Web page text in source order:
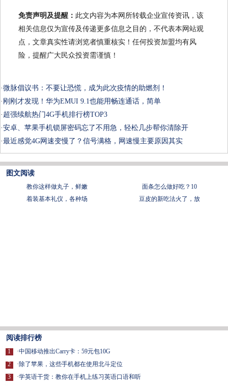
免责声明及提醒： 此文内容为本网所转载企业宣传资讯，该
相关信息仅为宣传及传递更多信息之目的，不代表本网站观
点，文章真实性请浏览者慎重核实！任何投资加盟均有风
险，提醒广大民众投资需谨慎！
·微脉倡议书：不要让恐慌，成为此次疫情的助燃剂！
· 刚刚才发现！华为EMUI 9.1也能用畅连通话，简单
· 超强续航热门4G手机排行榜TOP3
·安卓、苹果手机锁屏密码忘了不用急，轻松几步帮你清除开
·最近感觉4G网速变慢了？信号满格，网速慢主要原因其实
图文阅读
教你这样做丸子，鲜嫩
面条怎么做好吃？10
着装基本礼仪，各种场
豆皮的新吃法火了，放
阅读排行榜
1
2
3
·中国移动推出Carry卡：59元包10G
·除了苹果，这些手机都在使用北斗定位
·学英语干货：教你在手机上练习英语口语和听